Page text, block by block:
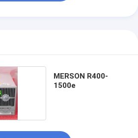
MERSON R400-
1500e